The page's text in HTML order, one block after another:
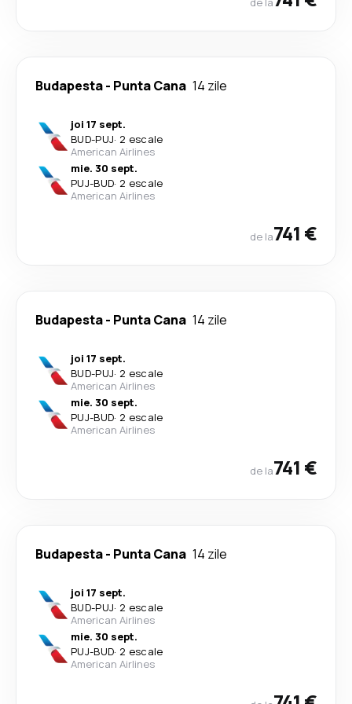
Budapesta- Punta Cana 14 zile
joi 17 sept.
BUD-PUJ· 2 escale
American Airlines
mie. 30 sept.
PUJ-BUD· 2 escale
American Airlines
de la741 €
Budapesta- Punta Cana 14 zile
joi 17 sept.
BUD-PUJ· 2 escale
American Airlines
mie. 30 sept.
PUJ-BUD· 2 escale
American Airlines
de la741 €
Budapesta- Punta Cana 14 zile
joi 17 sept.
BUD-PUJ· 2 escale
American Airlines
mie. 30 sept.
PUJ-BUD· 2 escale
American Airlines